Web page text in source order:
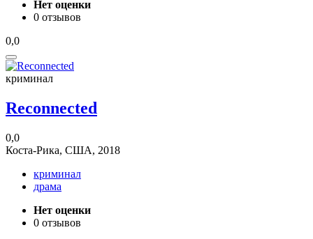
Нет оценки
0 отзывов
0,0
криминал
Reconnected
0,0
Коста-Рика, США, 2018
криминал
драма
Нет оценки
0 отзывов